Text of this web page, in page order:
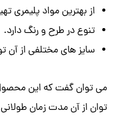
از بهترین مواد
تنوع در طرح و رنگ دارد.
سایز های مختلفی از آن
می توان گفت که این محصول
توان از آن مدت زمان